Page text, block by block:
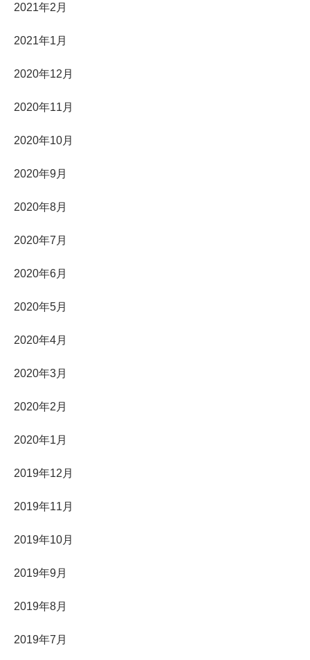
2021年2月
2021年1月
2020年12月
2020年11月
2020年10月
2020年9月
2020年8月
2020年7月
2020年6月
2020年5月
2020年4月
2020年3月
2020年2月
2020年1月
2019年12月
2019年11月
2019年10月
2019年9月
2019年8月
2019年7月